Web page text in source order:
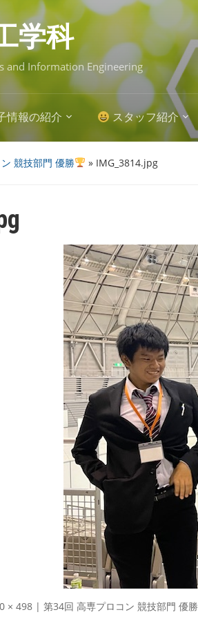
学科
and Information Engineering
情報の紹介 スタッフ紹介
競技部門 優勝 » IMG_3814.jpg
× 498 | 第34回 高専プロコン 競技部門 優勝